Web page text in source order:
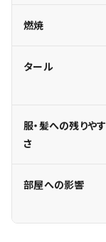
燃焼
タール
服・髪への残りやす
さ
部屋への影響